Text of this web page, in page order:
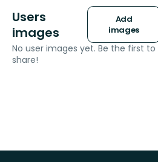
Users
images
Add
images
No user images yet. Be the first to
share!